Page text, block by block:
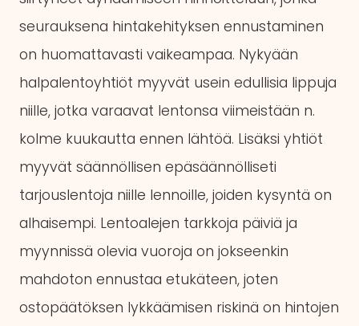
seurauksena hintakehityksen ennustaminen
on huomattavasti vaikeampaa. Nykyään
halpalentoyhtiöt myyvät usein edullisia lippuja
niille, jotka varaavat lentonsa viimeistään n.
kolme kuukautta ennen lähtöä. Lisäksi yhtiöt
myyvät säännöllisen epäsäännölliseti
tarjouslentoja niille lennoille, joiden kysyntä on
alhaisempi. Lentoalejen tarkkoja päiviä ja
myynnissä olevia vuoroja on jokseenkin
mahdoton ennustaa etukäteen, joten
ostopäätöksen lykkäämisen riskinä on hintojen